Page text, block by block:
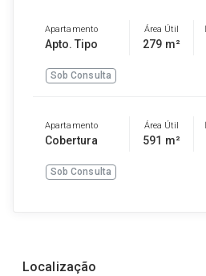
Apartamento
Apto. Tipo
Área Útil
279 m²
Sob Consulta
Apartamento
Cobertura
Área Útil
591 m²
Sob Consulta
Localização